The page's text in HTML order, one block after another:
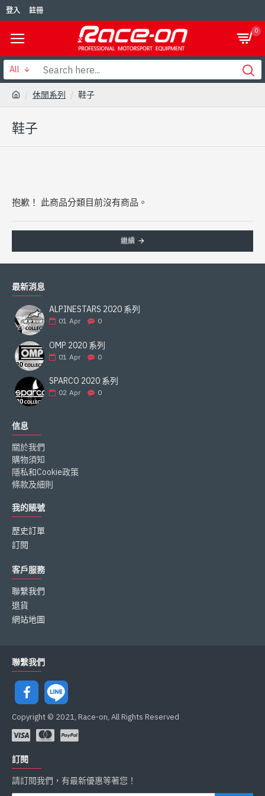
登入 註冊
0
All
休閒系列 鞋子
鞋子
抱歉！ 此商品分類目前沒有商品。
繼續
最新消息
ALPINESTARS 2020 系列
01 Apr 0
OMP 2020 系列
01 Apr 0
SPARCO 2020 系列
02 Apr 0
信息
關於我們
購物須知
隱私和Cookie政策
條款及細則
我的賬號
歷史訂單
訂閱
客戶服務
聯繫我們
退貨
網站地圖
聯繫我們
Copyright © 2021, Race-on, All Rights Reserved
訂閱
請訂閱我們，有最新優惠等著您！